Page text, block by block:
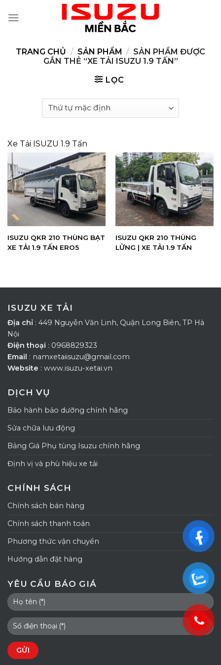
TRANG CHỦ / SẢN PHẨM / SẢN PHẨM ĐƯỢC
GẮN THẺ “XE TẢI ISUZU 1.9 TẤN”
LỌC
Xe Tải ISUZU 1.9 Tấn
ISUZU QKR 210 THÙNG BẠT
XE TẢI 1.9 TẤN ERO5
ISUZU QKR 210 THÙNG
LỬNG | XE TẢI 1.9 TẤN
ISUZU XE TẢI
Địa chỉ : 449 Nguyễn Văn Linh, Quận Long Biên, TP Hà
Nội
Điện thoại : 0968829323
Email : namxetaiisuzu@gmail.com
Website : www.isuzu-xetai.vn
DỊCH VỤ
Bảo hành bảo dưỡng chính hãng
Sửa chữa lưu động
Bảng Giá Phụ tùng Isuzu chính hãng
Định vị và phù hiệu xe tải
CHÍNH SÁCH
Chính sách bán hàng
Chính sách thanh toán
Phương thức vận chuyển
Hướng dẫn đặt hàng
YÊU CẦU BÁO GIÁ